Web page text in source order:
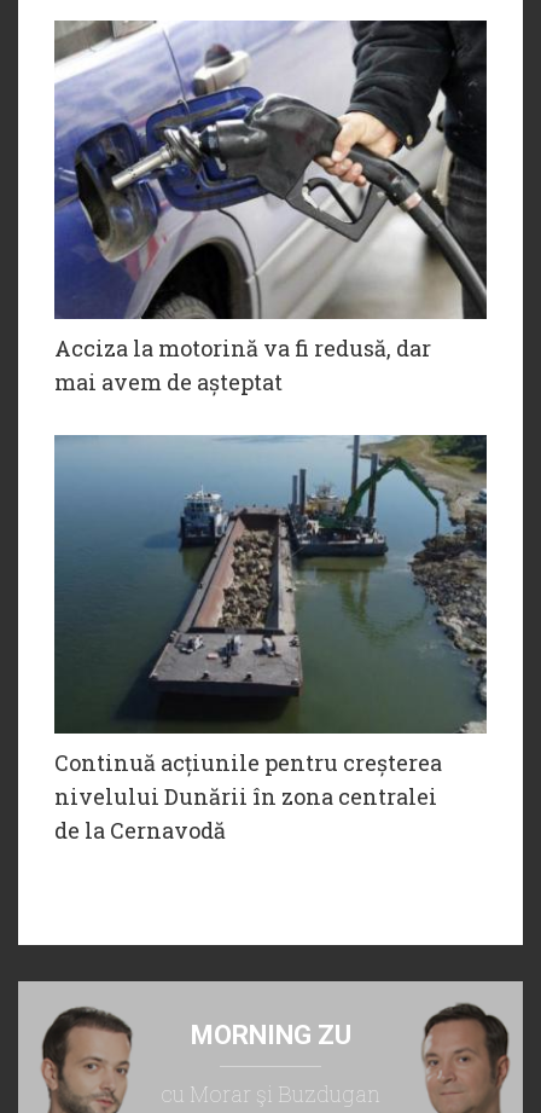
Acciza la motorină va fi redusă, dar
mai avem de așteptat
Continuă acțiunile pentru creșterea
nivelului Dunării în zona centralei
de la Cernavodă
MORNING ZU
cu Morar şi Buzdugan